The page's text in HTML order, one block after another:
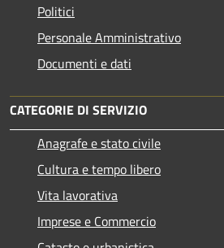
Politici
Personale Amministrativo
Documenti e dati
CATEGORIE DI SERVIZIO
Anagrafe e stato civile
Cultura e tempo libero
Vita lavorativa
Imprese e Commercio